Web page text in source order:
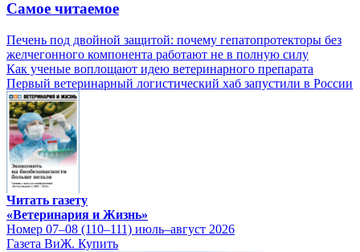
Самое читаемое
Печень под двойной защитой: почему гепатопротекторы без
желчегонного компонента работают не в полную силу
Как ученые воплощают идею ветеринарного препарата
Первый ветеринарный логистический хаб запустили в России
Читать газету
«Ветеринария и Жизнь»
Номер 07–08 (110–111) июль–август 2026
Газета ВиЖ. Купить